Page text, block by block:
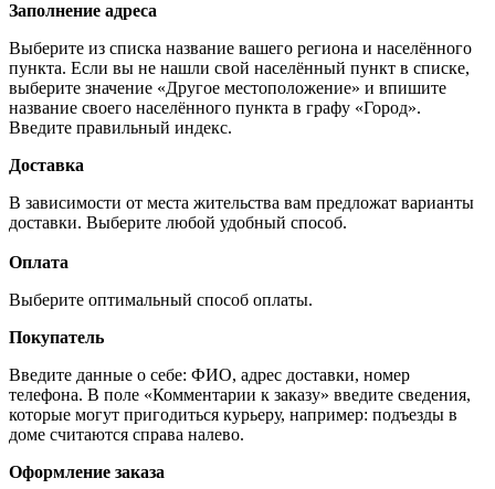
Заполнение адреса
Выберите из списка название вашего региона и населённого
пункта. Если вы не нашли свой населённый пункт в списке,
выберите значение «Другое местоположение» и впишите
название своего населённого пункта в графу «Город».
Введите правильный индекс.
Доставка
В зависимости от места жительства вам предложат варианты
доставки. Выберите любой удобный способ.
Оплата
Выберите оптимальный способ оплаты.
Покупатель
Введите данные о себе: ФИО, адрес доставки, номер
телефона. В поле «Комментарии к заказу» введите сведения,
которые могут пригодиться курьеру, например: подъезды в
доме считаются справа налево.
Оформление заказа